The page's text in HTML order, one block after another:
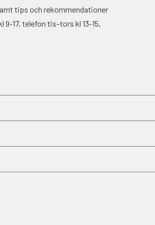
tips och rekommendationer
17, telefon tis–tors kl 13-15,